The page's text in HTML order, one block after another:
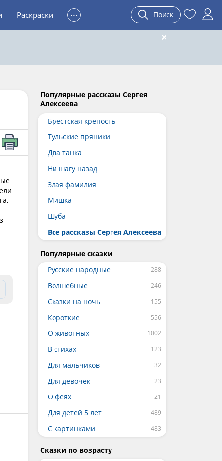
Раскраски ... Поиск
Популярные рассказы Сергея
Алексеева
Брестская крепость
Тульские пряники
Два танка
Ни шагу назад
Злая фамилия
Мишка
Шуба
Все рассказы Сергея Алексеева
Популярные сказки
Русские народные
Волшебные
Сказки на ночь
Короткие
О животных
В стихах
Для мальчиков
Для девочек
О феях
Для детей 5 лет
С картинками
Сказки по возрасту